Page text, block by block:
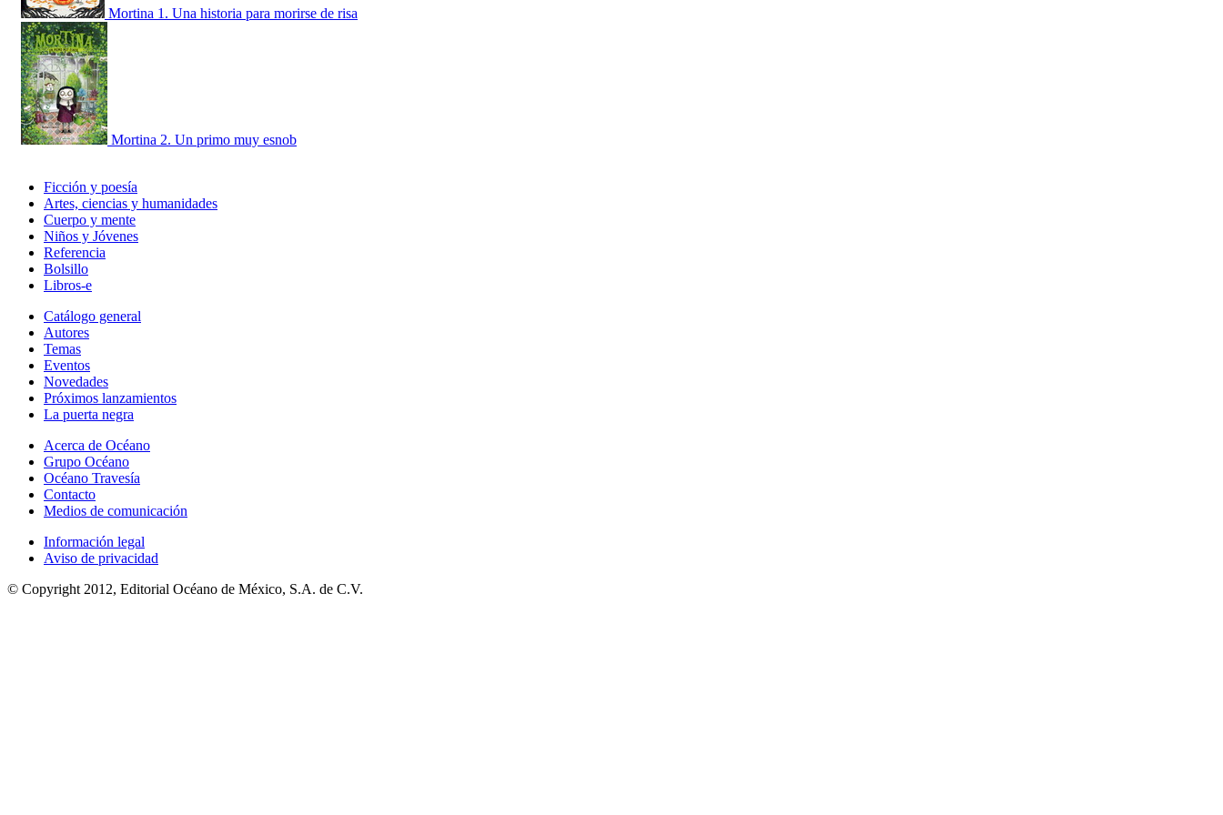
Mortina 1. Una historia para morirse de risa
Mortina 2. Un primo muy esnob
Ficción y poesía
Artes, ciencias y humanidades
Cuerpo y mente
Niños y Jóvenes
Referencia
Bolsillo
Libros-e
Catálogo general
Autores
Temas
Eventos
Novedades
Próximos lanzamientos
La puerta negra
Acerca de Océano
Grupo Océano
Océano Travesía
Contacto
Medios de comunicación
Información legal
Aviso de privacidad
© Copyright 2012, Editorial Océano de México, S.A. de C.V.